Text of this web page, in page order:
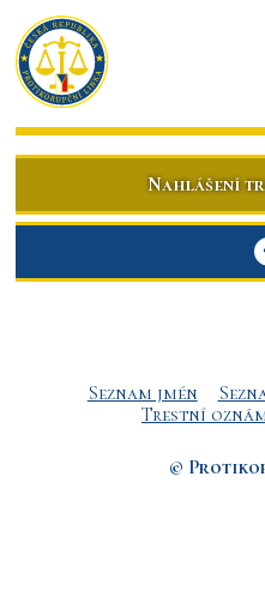
Nahlášení
Seznam jmén
Trestní
©